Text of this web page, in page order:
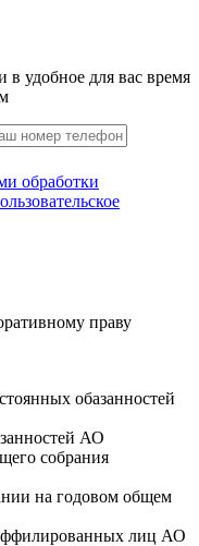
удобное для вас время
обработки
праву
обазанностей
АО
собрания
на годовом общем
лиц АО